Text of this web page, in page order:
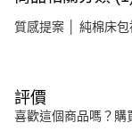
質感提案 │ 純棉床包
評價
喜歡這個商品嗎？購